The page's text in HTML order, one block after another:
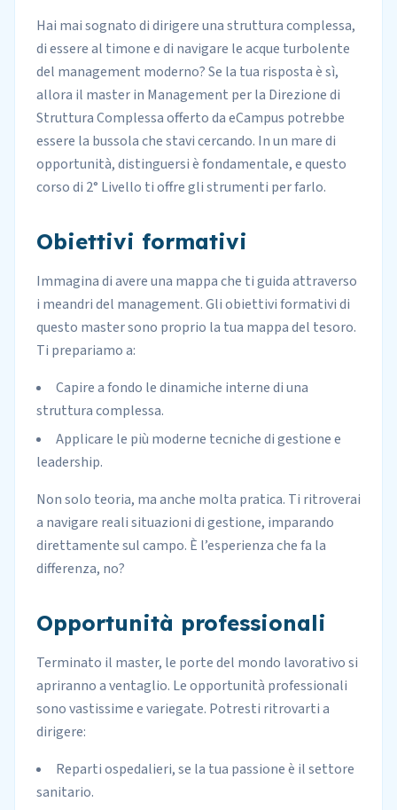
Hai mai sognato di dirigere una struttura complessa,
di essere al timone e di navigare le acque turbolente
del management moderno? Se la tua risposta è sì,
allora il master in Management per la Direzione di
Struttura Complessa offerto da eCampus potrebbe
essere la bussola che stavi cercando. In un mare di
opportunità, distinguersi è fondamentale, e questo
corso di 2° Livello ti offre gli strumenti per farlo.
Obiettivi formativi
Immagina di avere una mappa che ti guida attraverso
i meandri del management. Gli obiettivi formativi di
questo master sono proprio la tua mappa del tesoro.
Ti prepariamo a:
Capire a fondo le dinamiche interne di una
struttura complessa.
Applicare le più moderne tecniche di gestione e
leadership.
Non solo teoria, ma anche molta pratica. Ti ritroverai
a navigare reali situazioni di gestione, imparando
direttamente sul campo. È l’esperienza che fa la
differenza, no?
Opportunità professionali
Terminato il master, le porte del mondo lavorativo si
apriranno a ventaglio. Le opportunità professionali
sono vastissime e variegate. Potresti ritrovarti a
dirigere:
Reparti ospedalieri, se la tua passione è il settore
sanitario.